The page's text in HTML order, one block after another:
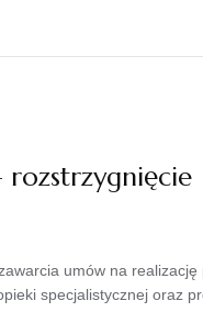
umów na
specjalistycznej oraz